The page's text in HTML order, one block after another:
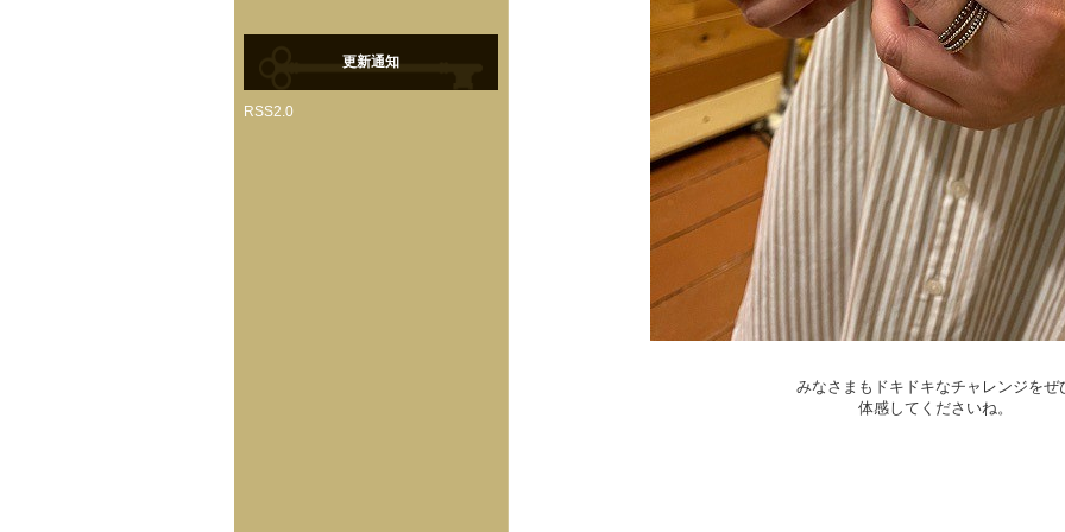
みなさまもドキドキなチャレンジをぜ
体感してくださいね。
更新通知
RSS2.0